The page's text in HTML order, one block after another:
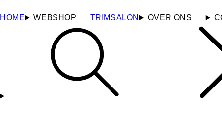
HOME WEBSHOP TRIMSALON OVER ONS